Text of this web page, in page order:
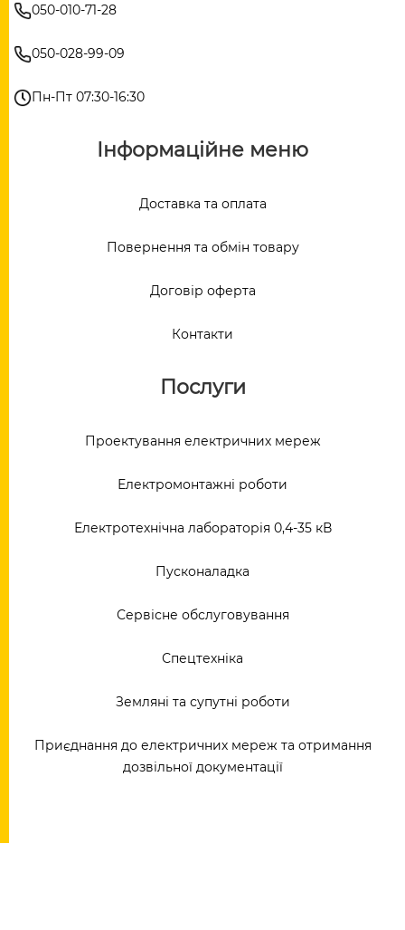
050-010-71-28
050-028-99-09
Пн-Пт 07:30-16:30
Інформаційне меню
Доставка та оплата
Повернення та обмін товару
Договір оферта
Контакти
Послуги
Проектування електричних мереж
Електромонтажні роботи
Електротехнічна лабораторія 0,4-35 кВ
Пусконаладка
Сервісне обслуговування
Спецтехніка
Земляні та супутні роботи
Приєднання до електричних мереж та отримання
дозвільної документації